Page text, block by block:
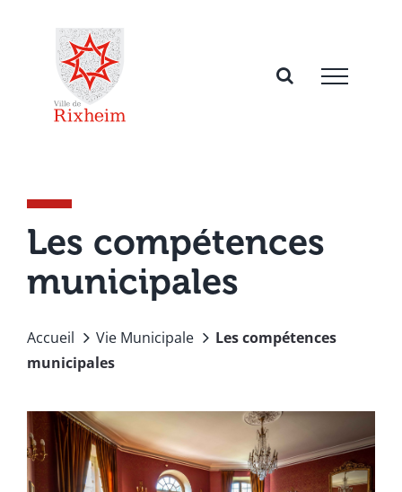
Les compétences
municipales
Accueil Vie Municipale
Les compétences
municipales